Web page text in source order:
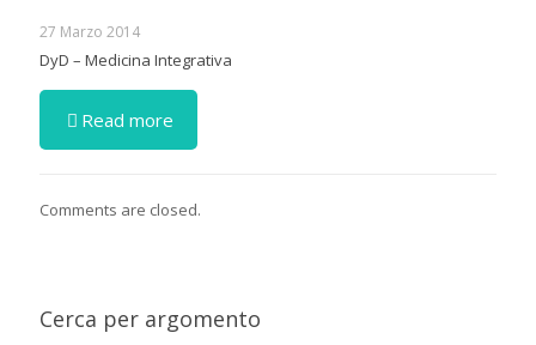
27 Marzo 2014
DyD – Medicina Integrativa
Read more
Comments are closed.
Cerca per argomento